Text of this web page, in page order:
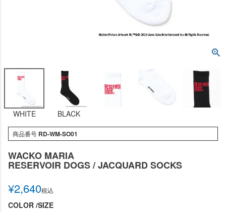
WHITE BLACK
商品番号 RD-WM-SO01
WACKO MARIA
RESERVOIR DOGS / JACQUARD SOCKS
¥2,640税込
COLOR SIZE